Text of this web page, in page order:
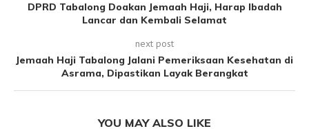
DPRD Tabalong Doakan Jemaah Haji, Harap Ibadah
Lancar dan Kembali Selamat
next post
Jemaah Haji Tabalong Jalani Pemeriksaan Kesehatan di
Asrama, Dipastikan Layak Berangkat
YOU MAY ALSO LIKE